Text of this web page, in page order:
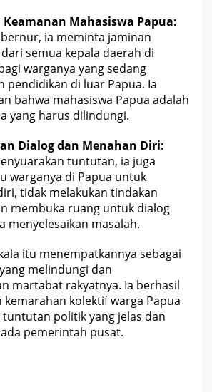
Mahasiswa Papua:
ia meminta jaminan
semua kepala daerah di
warganya yang sedang
pendidikan di luar Papua. Ia
bahwa mahasiswa Papua adalah
yang harus dilindungi.
Dialog dan Menahan Diri:
tuntutan, ia juga
warganya di Papua untuk
tidak melakukan tindakan
membuka ruang untuk dialog
menyelesaikan masalah.
itu menempatkannya sebagai
yang melindungi dan
martabat rakyatnya. Ia berhasil
kolektif warga Papua
politik yang jelas dan
pemerintah pusat.